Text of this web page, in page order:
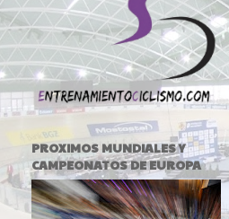
PROXIMOS MUNDIALES Y
CAMPEONATOS DE EUROPA